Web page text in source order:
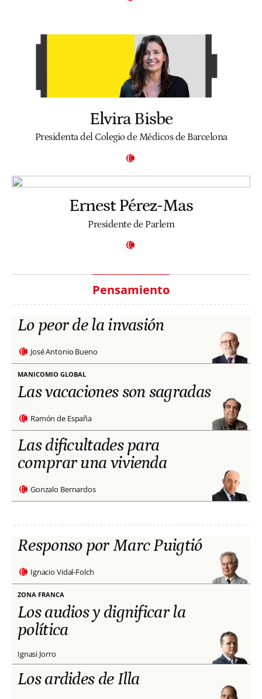
Elvira Bisbe
Presidenta del Colegio de Médicos de Barcelona
Ernest Pérez-Mas
Presidente de Parlem
Pensamiento
Lo peor de la invasión
José Antonio Bueno
MANICOMIO GLOBAL
Las vacaciones son sagradas
Ramón de España
Las dificultades para
comprar una vivienda
Gonzalo Bernardos
Responso por Marc Puigtió
Ignacio Vidal-Folch
ZONA FRANCA
Los audios y dignificar la
política
Ignasi Jorro
Los ardides de Illa